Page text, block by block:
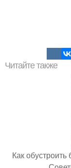
Читайте также
Как